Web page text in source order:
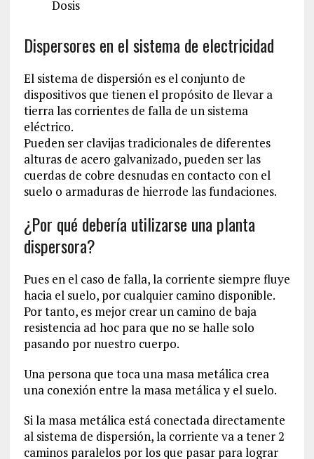
Dosis
Dispersores en el sistema de electricidad
El sistema de dispersión es el conjunto de
dispositivos que tienen el propósito de llevar a
tierra las corrientes de falla de un sistema
eléctrico.
Pueden ser clavijas tradicionales de diferentes
alturas de acero galvanizado, pueden ser las
cuerdas de cobre desnudas en contacto con el
suelo o armaduras de hierrode las fundaciones.
¿Por qué debería utilizarse una planta
dispersora?
Pues en el caso de falla, la corriente siempre fluye
hacia el suelo, por cualquier camino disponible.
Por tanto, es mejor crear un camino de baja
resistencia ad hoc para que no se halle solo
pasando por nuestro cuerpo.
Una persona que toca una masa metálica crea
una conexión entre la masa metálica y el suelo.
Si la masa metálica está conectada directamente
al sistema de dispersión, la corriente va a tener 2
caminos paralelos por los que pasar para lograr